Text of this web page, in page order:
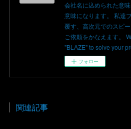
会社名に込められた意
意味になります。 私達
覆す、高次元でのスピ
ご依頼をかなえます。
"BLAZE" to solve your
フォロー
関連記事